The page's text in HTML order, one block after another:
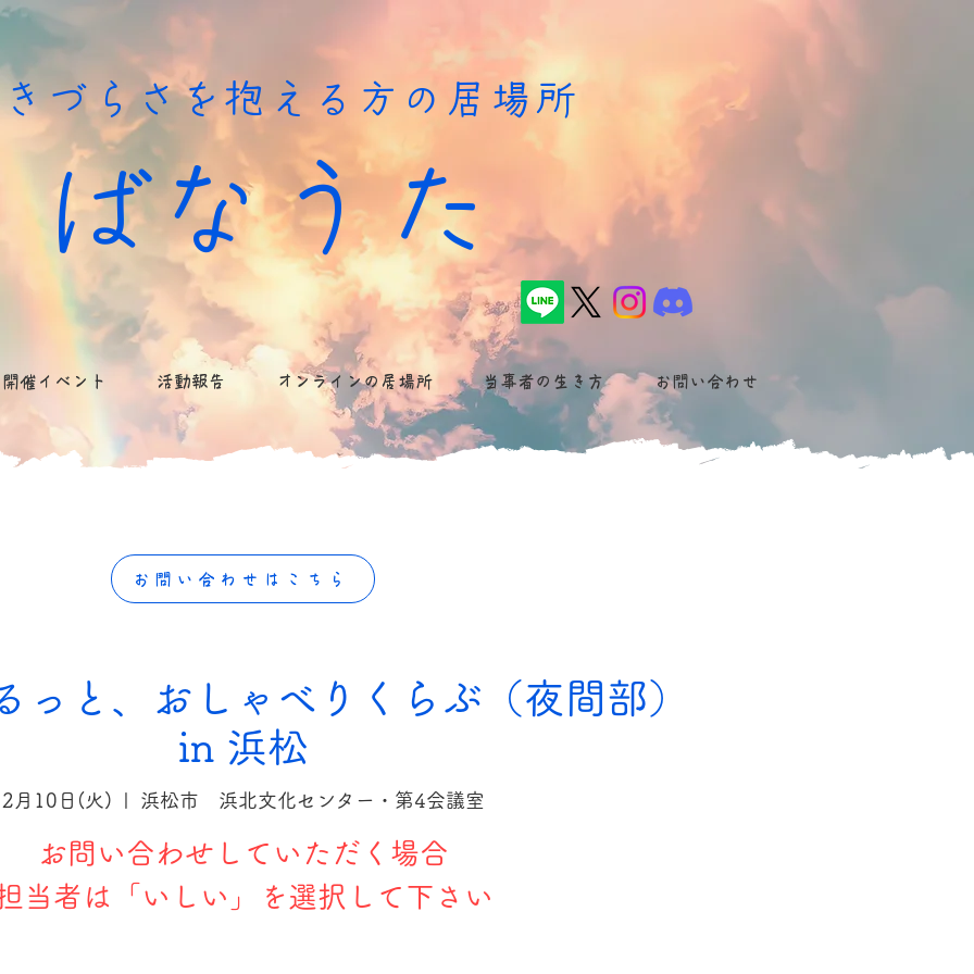
づらさを抱える方の居場所
ばなうた
開催イベント 活動報告 オンラインの居場所 当事者の生き方 お問い合わせ
お問い合わせはこちら
と、おしゃべりくらぶ（夜間部）
in 浜松
2月10日(火) 浜松市 浜北文化センター・第4会議室
お問い合わせしていただく場合
当者は「いしい」を選択して下さい